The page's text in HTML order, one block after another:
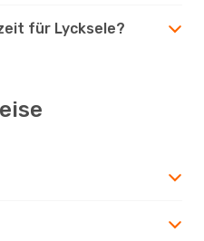
für Lycksele?